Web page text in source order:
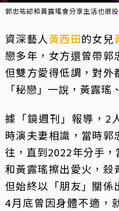
郭忠祐認和黃露瑤會分享生活也很
資深藝人 黃西田的女兒
戀多年，女方還曾帶郭
但雙方愛得低調，對外
「秘戀」一說，黃露瑤
據「鏡週刊」報導，2
時演夫妻相識，當時郭
往，直到2022年分手
和黃露瑤擦出愛火，殺
但始終以「朋友」關係
4月底曾因身體不適，